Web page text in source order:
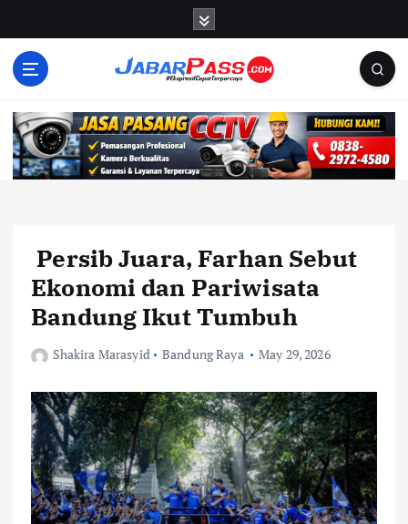
Persib Juara, Farhan Sebut
Ekonomi dan Pariwisata
Bandung Ikut Tumbuh
Shakira Marasyid Bandung Raya May 29, 2026